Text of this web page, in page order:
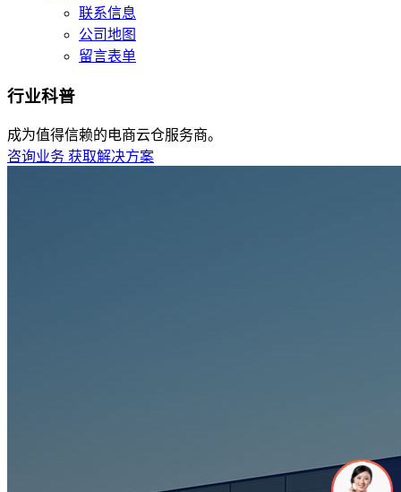
联系信息
公司地图
留言表单
行业科普
成为值得信赖的电商云仓服务商。
咨询业务 获取解决方案